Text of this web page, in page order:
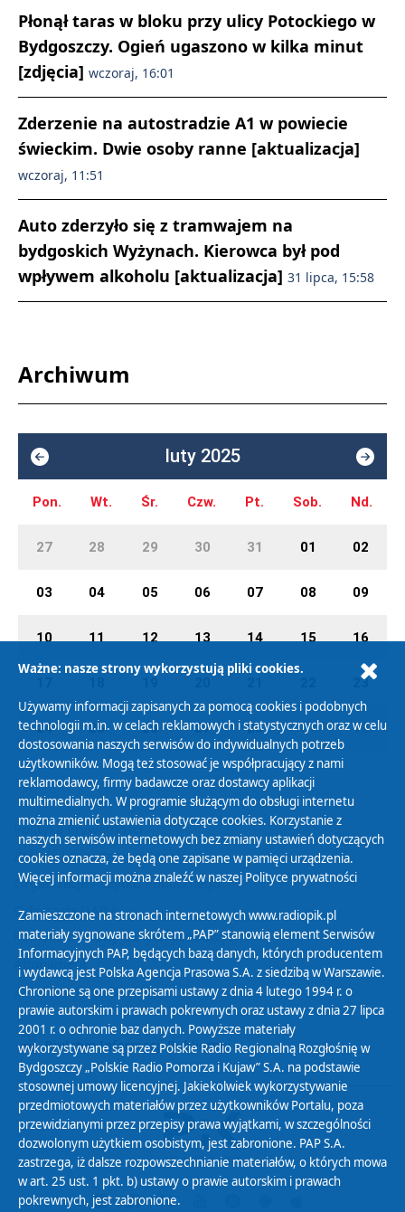
Płonął taras w bloku przy ulicy Potockiego w
Bydgoszczy. Ogień ugaszono w kilka minut
[zdjęcia] wczoraj, 16:01
Zderzenie na autostradzie A1 w powiecie
świeckim. Dwie osoby ranne [aktualizacja]
wczoraj, 11:51
Auto zderzyło się z tramwajem na
bydgoskich Wyżynach. Kierowca był pod
wpływem alkoholu [aktualizacja] 31 lipca, 15:58
Archiwum
luty 2025
Pon. Wt. Śr. Czw. Pt. Sob. Nd.
27 28 29 30 31 01 02
03 04 05 06 07 08 09
10 11 12 13 14 15 16
23
24 25 26 27 28 01 02
Polityka Prywatności
Zasady korzystania z Serwisu
Organizacje Pożytku Publicznego
Cyfryzacja DAB+
Polityka ochrony danych osobowych
Abonament
Zamówienia publiczne
Biuletyn Informacji Publicznej
Ważne: nasze strony wykorzystują pliki cookies.
Używamy informacji zapisanych za pomocą cookies i podobnych
technologii m.in. w celach reklamowych i statystycznych oraz w celu
dostosowania naszych serwisów do indywidualnych potrzeb
użytkowników. Mogą też stosować je współpracujący z nami
reklamodawcy, firmy badawcze oraz dostawcy aplikacji
multimedialnych. W programie służącym do obsługi internetu
można zmienić ustawienia dotyczące cookies. Korzystanie z
naszych serwisów internetowych bez zmiany ustawień dotyczących
cookies oznacza, że będą one zapisane w pamięci urządzenia.
Więcej informacji można znaleźć w naszej Polityce prywatności
Zamieszczone na stronach internetowych www.radiopik.pl
materiały sygnowane skrótem „PAP” stanowią element Serwisów
Informacyjnych PAP, będących bazą danych, których producentem
i wydawcą jest Polska Agencja Prasowa S.A. z siedzibą w Warszawie.
Chronione są one przepisami ustawy z dnia 4 lutego 1994 r. o
prawie autorskim i prawach pokrewnych oraz ustawy z dnia 27 lipca
2001 r. o ochronie baz danych. Powyższe materiały
wykorzystywane są przez Polskie Radio Regionalną Rozgłośnię w
Bydgoszczy „Polskie Radio Pomorza i Kujaw” S.A. na podstawie
stosownej umowy licencyjnej. Jakiekolwiek wykorzystywanie
przedmiotowych materiałów przez użytkowników Portalu, poza
przewidzianymi przez przepisy prawa wyjątkami, w szczególności
dozwolonym użytkiem osobistym, jest zabronione. PAP S.A.
zastrzega, iż dalsze rozpowszechnianie materiałów, o których mowa
w art. 25 ust. 1 pkt. b) ustawy o prawie autorskim i prawach
pokrewnych, jest zabronione.